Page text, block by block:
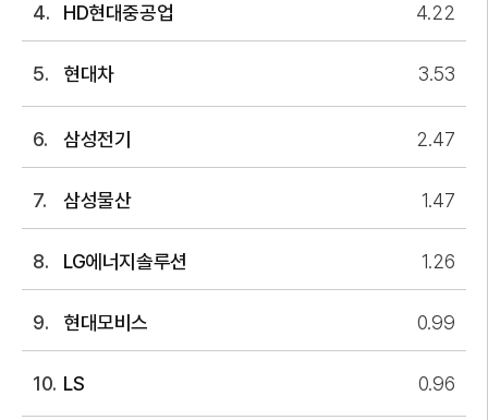
HD현대중공업 4.22
현대차 3.53
삼성전기 2.47
삼성물산 1.47
LG에너지솔루션 1.26
현대모비스 0.99
LS 0.96